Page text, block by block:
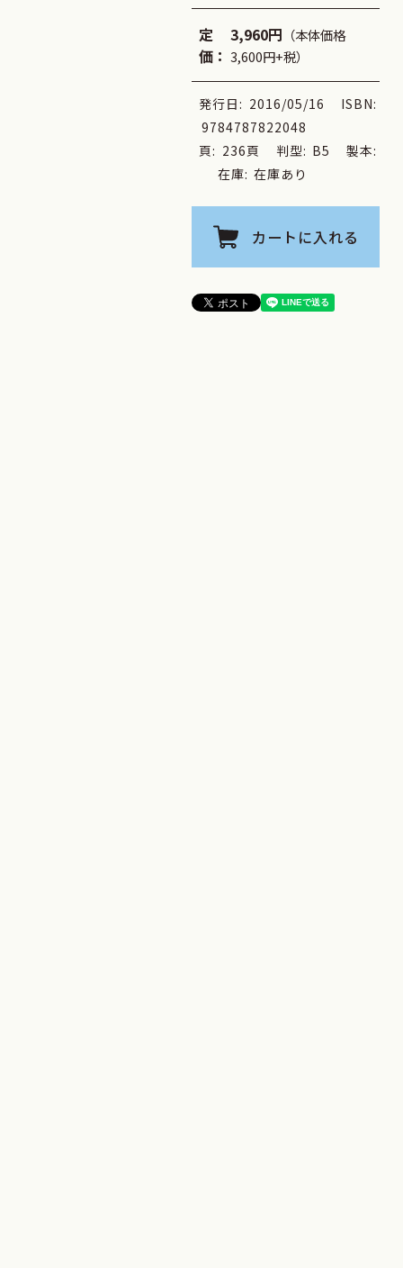
定
価：
3,960円 （本体価格
3,600円+税）
発行日: 2016/05/16
ISBN:
9784787822048
頁: 236頁 判型: B5
製本:
在庫: 在庫あり
カートに入れる